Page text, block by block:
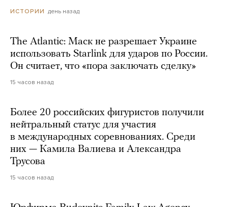
ИСТОРИИ день назад
The Atlantic: Маск не разрешает Украине
использовать Starlink для ударов по России.
Он считает, что «пора заключать сделку»
15 часов назад
Более 20 российских фигуристов получили
нейтральный статус для участия
в международных соревнованиях. Среди
них — Камила Валиева и Александра
Трусова
15 часов назад